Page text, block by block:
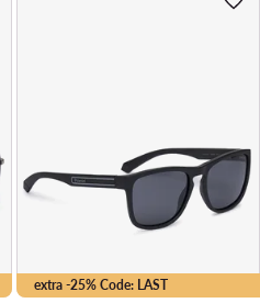
extra -25% Code: LAST